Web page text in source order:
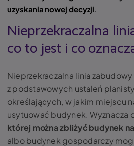
uzyskania nowej decyzji.
Nieprzekraczalna
co to jest i co
Nieprzekraczalna linia
z podstawowych ustaleń
określających, w jakim miejscu
usytuować budynek. Wyznacza
której można zbliżyć budynek
albo budynek gospodarczy